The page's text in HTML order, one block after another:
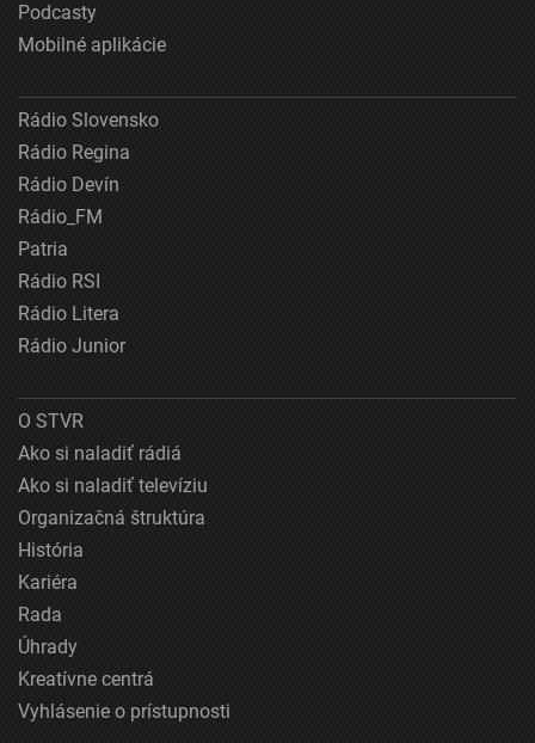
Podcasty
Mobilné aplikácie
Rádio Slovensko
Rádio Regina
Rádio Devín
Rádio_FM
Patria
Rádio RSI
Rádio Litera
Rádio Junior
O STVR
Ako si naladiť rádiá
Ako si naladiť televíziu
Organizačná štruktúra
História
Kariéra
Rada
Úhrady
Kreatívne centrá
Vyhlásenie o prístupnosti